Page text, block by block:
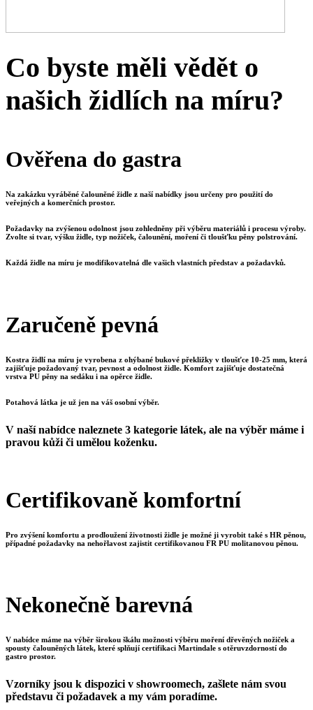
Co byste měli vědět o
našich židlích na míru?
Ověřena do gastra
Na zakázku vyráběné čalouněné židle z naší nabídky jsou určeny pro použití do
veřejných a komerčních prostor.
Požadavky na zvýšenou odolnost jsou zohledněny při výběru materiálů i procesu výroby.
Zvolte si tvar, výšku židle, typ nožiček, čalounění, moření či tloušťku pěny polstrování.
Každá židle na míru je modifikovatelná dle vašich vlastních představ a požadavků.
Zaručeně pevná
Kostra židlí na míru je vyrobena z ohýbané bukové překližky v tloušťce 10-25 mm, která
zajišťuje požadovaný tvar, pevnost a odolnost židle. Komfort zajišťuje dostatečná
vrstva PU pěny na sedáku i na opěrce židle.
Potahová látka je už jen na váš osobní výběr.
V naší nabídce naleznete 3 kategorie látek, ale na výběr máme i
pravou kůži či umělou koženku.
Certifikovaně komfortní
Pro zvýšení komfortu a prodloužení životnosti židle je možné ji vyrobit také s HR pěnou,
případné požadavky na nehořlavost zajistit certifikovanou FR PU molitanovou pěnou.
Nekonečně barevná
V nabídce máme na výběr širokou škálu možnosti výběru moření dřevěných nožiček a
spousty čalouněných látek, které splňují certifikaci Martindale s otěruvzdorností do
gastro prostor.
Vzorníky jsou k dispozici v showroomech, zašlete nám svou
představu či požadavek a my vám poradíme.